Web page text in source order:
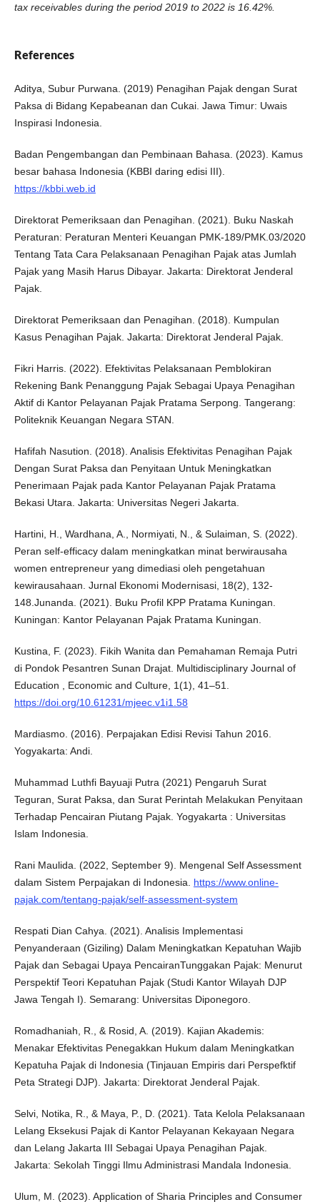
tax receivables during the period 2019 to 2022 is 16.42%.
References
Aditya, Subur Purwana. (2019) Penagihan Pajak dengan Surat
Paksa di Bidang Kepabeanan dan Cukai. Jawa Timur: Uwais
Inspirasi Indonesia.
Badan Pengembangan dan Pembinaan Bahasa. (2023). Kamus
besar bahasa Indonesia (KBBI daring edisi III).
https://kbbi.web.id
Direktorat Pemeriksaan dan Penagihan. (2021). Buku Naskah
Peraturan: Peraturan Menteri Keuangan PMK-189/PMK.03/2020
Tentang Tata Cara Pelaksanaan Penagihan Pajak atas Jumlah
Pajak yang Masih Harus Dibayar. Jakarta: Direktorat Jenderal
Pajak.
Direktorat Pemeriksaan dan Penagihan. (2018). Kumpulan
Kasus Penagihan Pajak. Jakarta: Direktorat Jenderal Pajak.
Fikri Harris. (2022). Efektivitas Pelaksanaan Pemblokiran
Rekening Bank Penanggung Pajak Sebagai Upaya Penagihan
Aktif di Kantor Pelayanan Pajak Pratama Serpong. Tangerang:
Politeknik Keuangan Negara STAN.
Hafifah Nasution. (2018). Analisis Efektivitas Penagihan Pajak
Dengan Surat Paksa dan Penyitaan Untuk Meningkatkan
Penerimaan Pajak pada Kantor Pelayanan Pajak Pratama
Bekasi Utara. Jakarta: Universitas Negeri Jakarta.
Hartini, H., Wardhana, A., Normiyati, N., & Sulaiman, S. (2022).
Peran self-efficacy dalam meningkatkan minat berwirausaha
women entrepreneur yang dimediasi oleh pengetahuan
kewirausahaan. Jurnal Ekonomi Modernisasi, 18(2), 132-
148.Junanda. (2021). Buku Profil KPP Pratama Kuningan.
Kuningan: Kantor Pelayanan Pajak Pratama Kuningan.
Kustina, F. (2023). Fikih Wanita dan Pemahaman Remaja Putri
di Pondok Pesantren Sunan Drajat. Multidisciplinary Journal of
Education , Economic and Culture, 1(1), 41–51.
https://doi.org/10.61231/mjeec.v1i1.58
Mardiasmo. (2016). Perpajakan Edisi Revisi Tahun 2016.
Yogyakarta: Andi.
Muhammad Luthfi Bayuaji Putra (2021) Pengaruh Surat
Teguran, Surat Paksa, dan Surat Perintah Melakukan Penyitaan
Terhadap Pencairan Piutang Pajak. Yogyakarta : Universitas
Islam Indonesia.
Rani Maulida. (2022, September 9). Mengenal Self Assessment
dalam Sistem Perpajakan di Indonesia. https://www.online-
pajak.com/tentang-pajak/self-assessment-system
Respati Dian Cahya. (2021). Analisis Implementasi
Penyanderaan (Giziling) Dalam Meningkatkan Kepatuhan Wajib
Pajak dan Sebagai Upaya PencairanTunggakan Pajak: Menurut
Perspektif Teori Kepatuhan Pajak (Studi Kantor Wilayah DJP
Jawa Tengah I). Semarang: Universitas Diponegoro.
Romadhaniah, R., & Rosid, A. (2019). Kajian Akademis:
Menakar Efektivitas Penegakkan Hukum dalam Meningkatkan
Kepatuha Pajak di Indonesia (Tinjauan Empiris dari Perspefktif
Peta Strategi DJP). Jakarta: Direktorat Jenderal Pajak.
Selvi, Notika, R., & Maya, P., D. (2021). Tata Kelola Pelaksanaan
Lelang Eksekusi Pajak di Kantor Pelayanan Kekayaan Negara
dan Lelang Jakarta III Sebagai Upaya Penagihan Pajak.
Jakarta: Sekolah Tinggi Ilmu Administrasi Mandala Indonesia.
Ulum, M. (2023). Application of Sharia Principles and Consumer